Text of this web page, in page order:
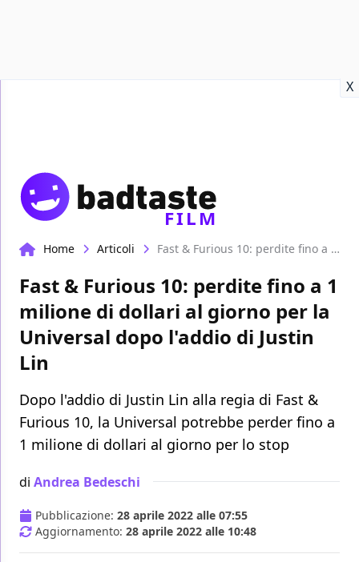
X
FILM
Home Articoli Fast & Furious 10: perdite fino a 1 milione di dollari al giorno per la Universal dopo l'addio di Justin Lin
Fast & Furious 10: perdite fino a 1
milione di dollari al giorno per la
Universal dopo l'addio di Justin
Lin
Dopo l'addio di Justin Lin alla regia di Fast &
Furious 10, la Universal potrebbe perder fino a
1 milione di dollari al giorno per lo stop
di Andrea Bedeschi
Pubblicazione: 28 aprile 2022 alle 07:55
Aggiornamento: 28 aprile 2022 alle 10:48